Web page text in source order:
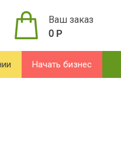
Ваш заказ
0 Р
Начать бизнес